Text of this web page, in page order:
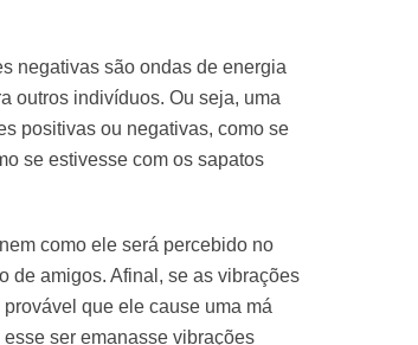
negativas são ondas de energia
outros indivíduos. Ou seja, uma
positivas ou negativas, como se
se estivesse com os sapatos
como ele será percebido no
de amigos. Afinal, se as vibrações
que ele cause uma má
ser emanasse vibrações